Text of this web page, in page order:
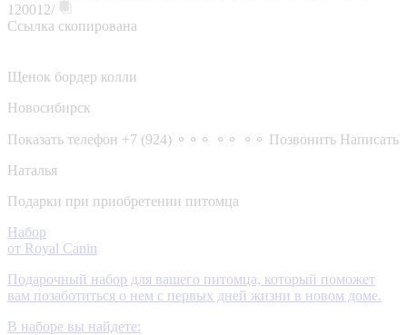
120012/
Ссылка скопирована
Щенок бордер колли
Новосибирск
Показать телефон +7 (924) ⚬⚬⚬ ⚬⚬ ⚬⚬ Позвонить Написать
Наталья
Подарки при приобретении питомца
Набор
от Royal Canin
Подарочный набор для вашего питомца, который поможет
вам позаботиться о нем с первых дней жизни в новом доме.
В наборе вы найдете: